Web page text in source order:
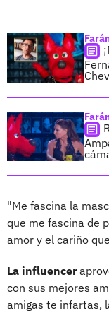
"Me fascina la
que me fascina de
amor y el cariño
La influencer
con sus mejores
amigas te infartas,